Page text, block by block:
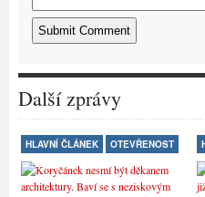
Další zprávy
HLAVNÍ ČLÁNEK OTEVŘENOST